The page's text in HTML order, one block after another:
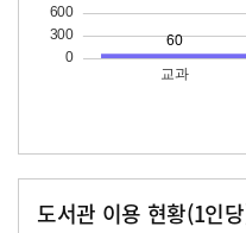
도서관 이용 현황(1인